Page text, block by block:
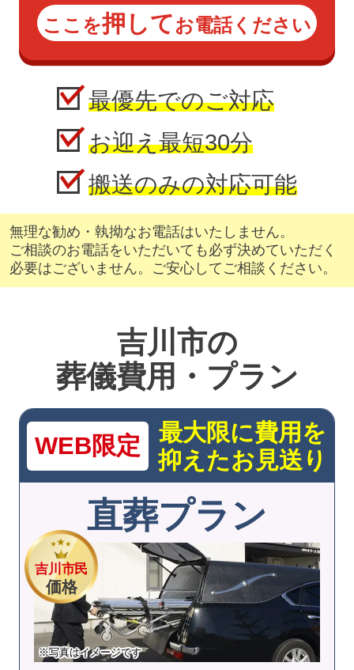
ここを押してお電話ください
最優先でのご対応
お迎え最短30分
搬送のみの対応可能
無理な勧め・執拗なお電話はいたしません。
ご相談のお電話をいただいても必ず決めていただく
必要はございません。ご安心してご相談ください。
吉川市の
葬儀費用・プラン
吉川市民
価格
※写真はイメージです
WEB限定
最大限に費用を
抑えたお見送り
直葬プラン